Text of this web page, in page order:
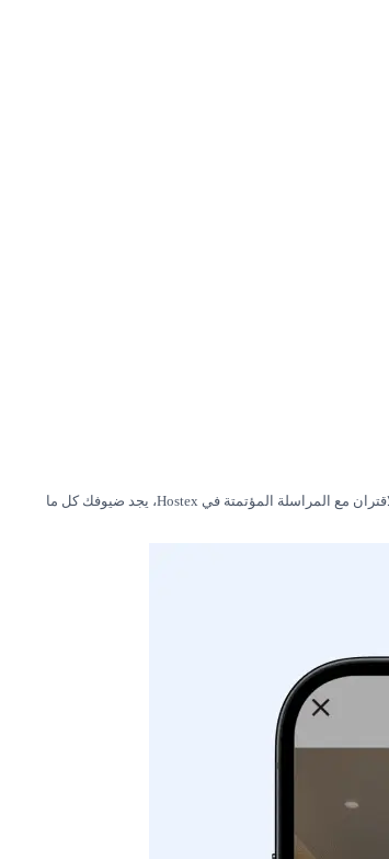
يُنشئ Operto Guest أدلة رقمية تحمل علامتك التجارية تتضمن تفاصيل العقار والتوصيات المحلية والعروض الإضافية المخصصة، يمكن الوصول إليها من أي جهاز للضيف دون تنزيل تطبيق. وبالاقتران مع المراسلة المؤتمتة في Hostex، يجد ضيوفك كل ما